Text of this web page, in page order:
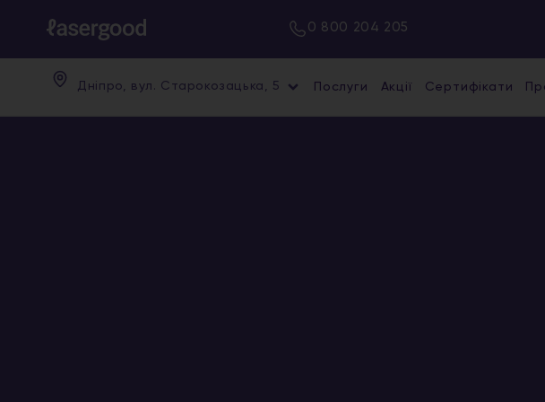
0 800 204 205
Дніпро, вул. Старокозацька, 5 Послуги Акції Сертифікати